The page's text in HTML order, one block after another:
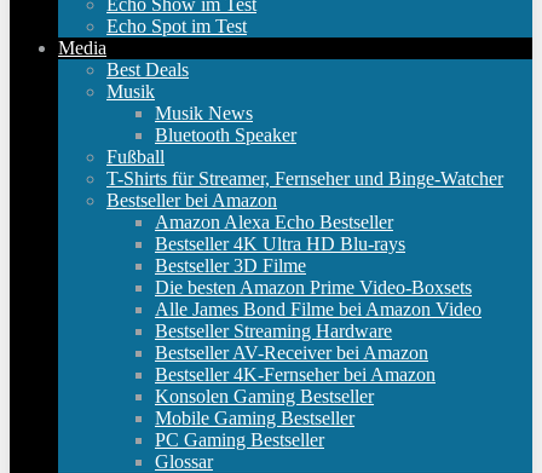
Echo Show im Test
Echo Spot im Test
Media
Best Deals
Musik
Musik News
Bluetooth Speaker
Fußball
T-Shirts für Streamer, Fernseher und Binge-Watcher
Bestseller bei Amazon
Amazon Alexa Echo Bestseller
Bestseller 4K Ultra HD Blu-rays
Bestseller 3D Filme
Die besten Amazon Prime Video-Boxsets
Alle James Bond Filme bei Amazon Video
Bestseller Streaming Hardware
Bestseller AV-Receiver bei Amazon
Bestseller 4K-Fernseher bei Amazon
Konsolen Gaming Bestseller
Mobile Gaming Bestseller
PC Gaming Bestseller
Glossar